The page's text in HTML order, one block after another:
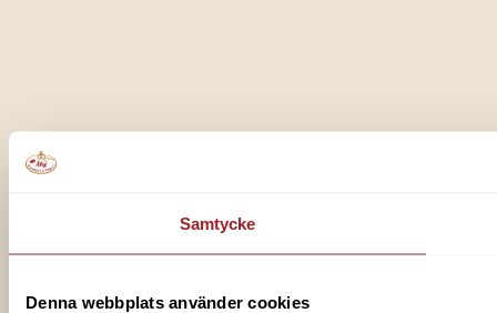
Samtycke
Denna webbplats använder cookies